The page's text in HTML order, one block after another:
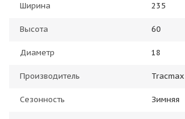
Ширина 235
Высота 60
Диаметр 18
Производитель Tracmax
Сезонность Зимняя